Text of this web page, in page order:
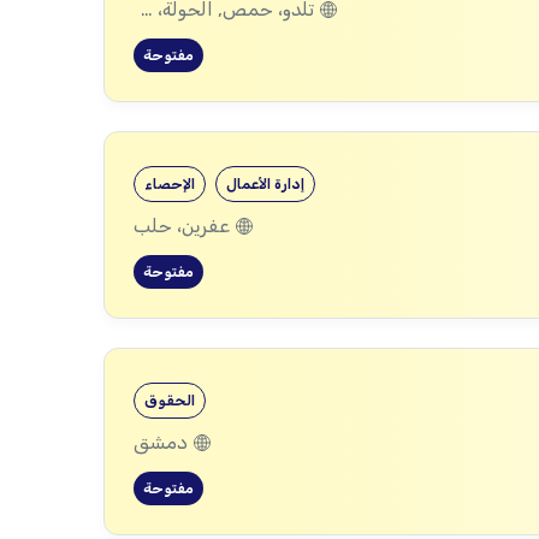
تلدو، حمص, الحولة، حمص
مفتوحة
الإحصاء إدارة الأعمال
عفرين، حلب
مفتوحة
الحقوق
دمشق
مفتوحة